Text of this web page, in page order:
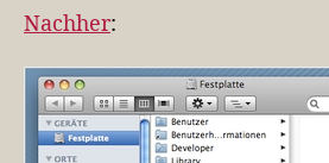
Nachher: